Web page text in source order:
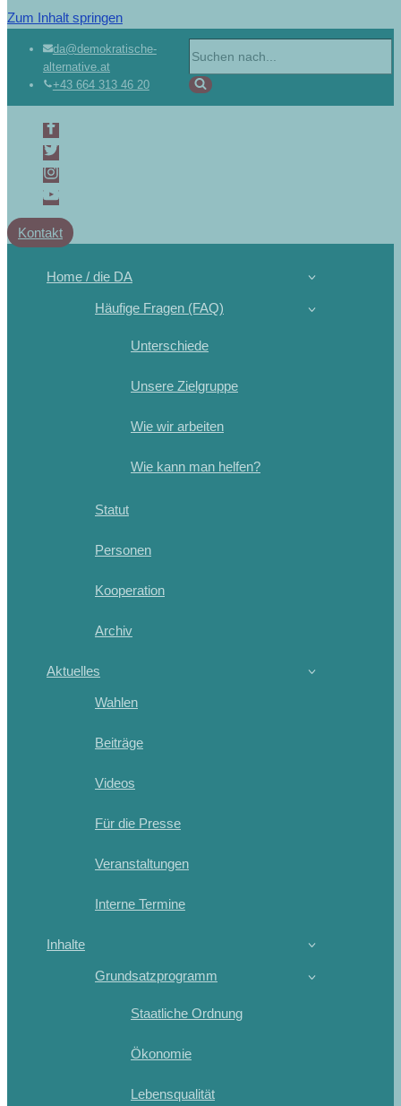
Zum Inhalt springen
da@demokratische-
alternative.at
+43 664 313 46 20
Kontakt
Home / die DA
Häufige Fragen (FAQ)
Unterschiede
Unsere Zielgruppe
Wie wir arbeiten
Wie kann man helfen?
Statut
Personen
Kooperation
Archiv
Aktuelles
Wahlen
Beiträge
Videos
Für die Presse
Veranstaltungen
Interne Termine
Inhalte
Grundsatzprogramm
Staatliche Ordnung
Ökonomie
Lebensqualität